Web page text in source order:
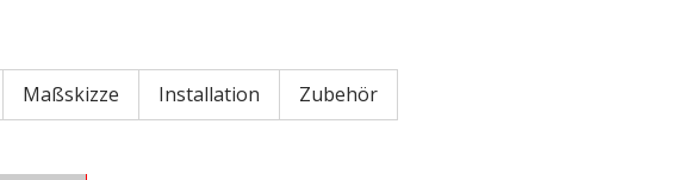
Maßskizze Installation Zubehör